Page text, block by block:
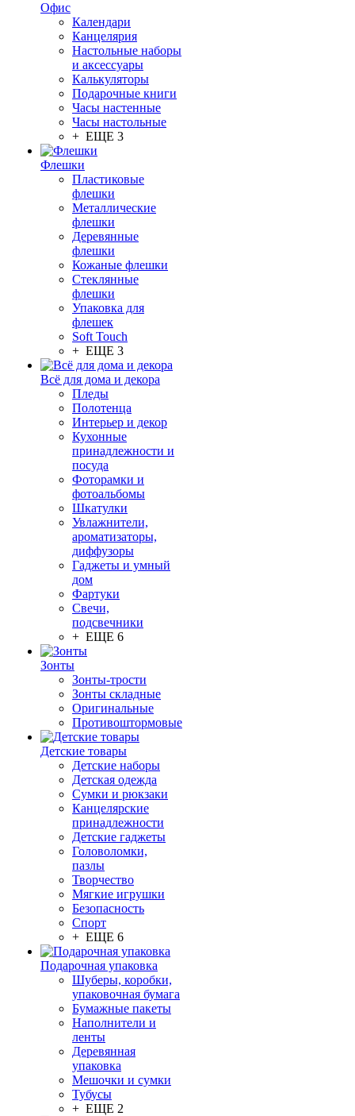
Офис
Календари
Канцелярия
Настольные наборы
и аксессуары
Калькуляторы
Подарочные книги
Часы настенные
Часы настольные
+ ЕЩЕ 3
Флешки
Пластиковые
флешки
Металлические
флешки
Деревянные
флешки
Кожаные флешки
Стеклянные
флешки
Упаковка для
флешек
Soft Touch
+ ЕЩЕ 3
Всё для дома и декора
Пледы
Полотенца
Интерьер и декор
Кухонные
принадлежности и
посуда
Фоторамки и
фотоальбомы
Шкатулки
Увлажнители,
ароматизаторы,
диффузоры
Гаджеты и умный
дом
Фартуки
Свечи,
подсвечники
+ ЕЩЕ 6
Зонты
Зонты-трости
Зонты складные
Оригинальные
Противоштормовые
Детские товары
Детские наборы
Детская одежда
Сумки и рюкзаки
Канцелярские
принадлежности
Детские гаджеты
Головоломки,
пазлы
Творчество
Мягкие игрушки
Безопасность
Спорт
+ ЕЩЕ 6
Подарочная упаковка
Шуберы, коробки,
упаковочная бумага
Бумажные пакеты
Наполнители и
ленты
Деревянная
упаковка
Мешочки и сумки
Тубусы
+ ЕЩЕ 2